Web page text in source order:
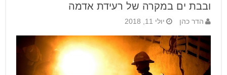
ובבת ים במקרה של רעידת אדמה
הדר כהן יולי 11, 2018